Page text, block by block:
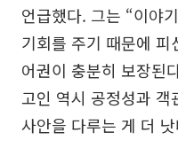
언급했다. 그는 “이야
기회를 주기 때문에
어권이 충분히 보장된
고인 역시 공정성과
사안을 다루는 게 더